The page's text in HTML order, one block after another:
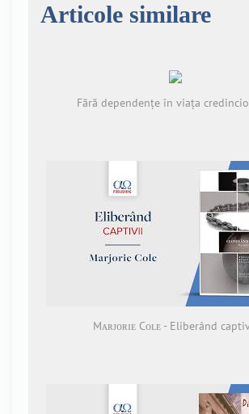
Articole similare
Fără dependențe în viața
Mᴀʀᴊᴏʀɪᴇ Cᴏʟᴇ - Eliberând